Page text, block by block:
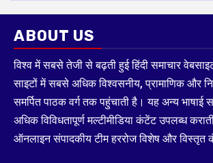
ABOUT US
विश्व में सबसे तेजी से बढ़ती हुई हिंदी समाचार
साइटों में सबसे अधिक विश्वसनीय, प्रामाणिक और
समर्पित पाठक वर्ग तक पहुंचाती है। यह अन्य भाषाई
अधिक विविधतापूर्ण मल्टीमीडिया कंटेंट उपलब्ध
ऑनलाइन संपादकीय टीम हररोज विशेष और विस्तृत